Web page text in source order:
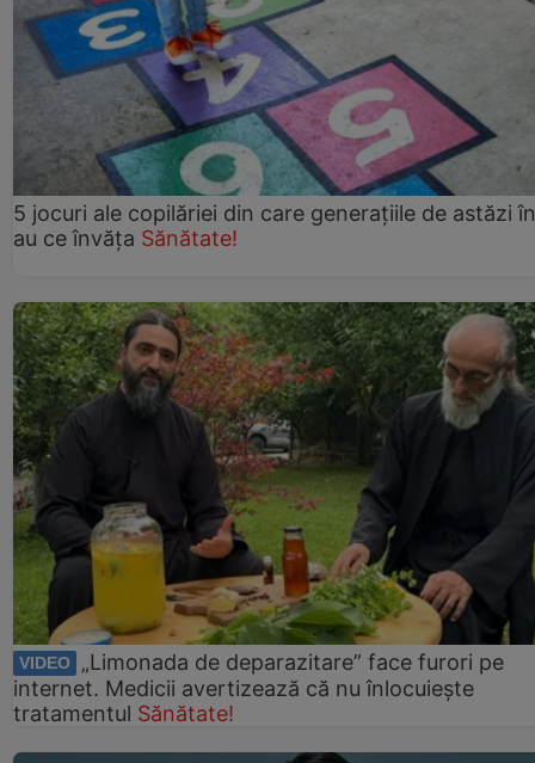
5 jocuri ale copilăriei din care generațiile de astăzi
au ce învăța Sănătate!
VIDEO
„Limonada de deparazitare” face furori pe
internet. Medicii avertizează că nu înlocuiește
tratamentul Sănătate!